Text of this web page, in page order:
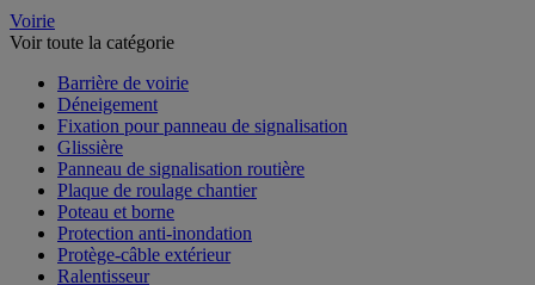
Voirie
Barrière de voirie
Déneigement
Fixation pour panneau de signalisation
Glissière
Panneau de signalisation routière
Plaque de roulage chantier
Poteau et borne
Protection anti-inondation
Protège-câble extérieur